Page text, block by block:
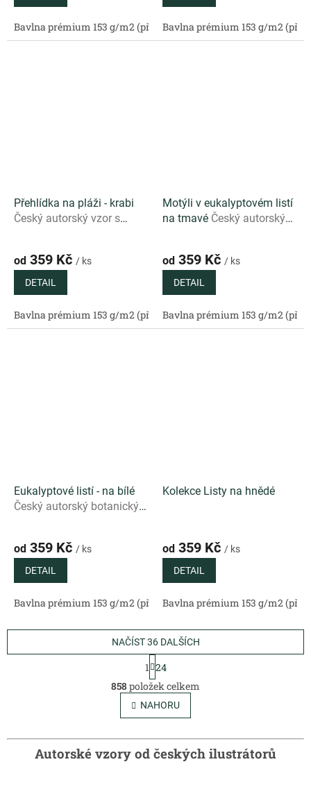
Bavlna prémium 153 g/m2 (přírodní) Bavlněný satén 130 g/
Bavlna prémium 153 g/m2
Přehlídka na pláži - krabi
Český autorský vzor s
podkladu
od 359 Kč / ks
DETAIL
Bavlna prémium 153 g/m2 (přírodní) Bavlněný satén 130 g/
Motýli v eukalyptovém listí
na tmavé Český autorský
elegantním tmavém
podkladu
od 359 Kč / ks
DETAIL
Bavlna prémium 153 g/m2
Eukalyptové listí - na bílé
Český autorský botanický
od 359 Kč / ks
DETAIL
Bavlna prémium 153 g/m2 (přírodní) Bavlněný satén 130 g/
Kolekce Listy na hnědé
od 359 Kč / ks
DETAIL
Bavlna prémium 153 g/m2
O
v
l
á
a
c
NAČÍST 36 DALŠÍCH
t
r
á
n
k
v
á
1 24
858položek celkem
NAHORU
Autorské vzory od českých ilustrátorů